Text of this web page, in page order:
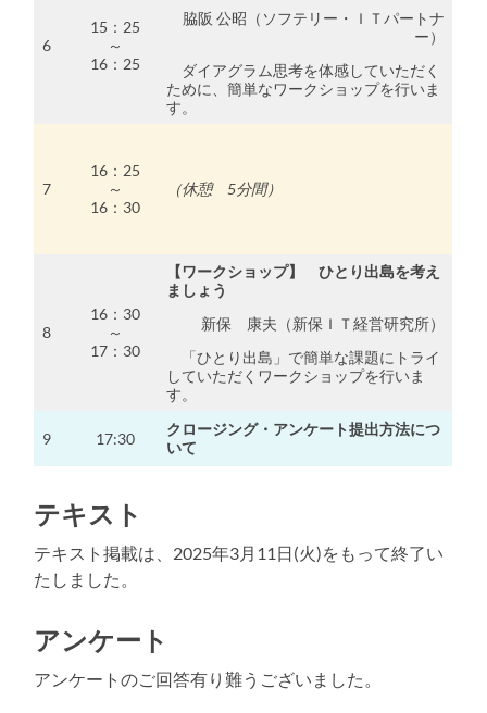
6
15：25
～
16：25
脇阪 公昭（ソフテリー・ＩＴパートナ
ー）
ダイアグラム思考を体感していただく
ために、簡単なワークショップを行いま
す。
7
16：25
～
16：30
（休憩 5分間）
8
16：30
～
17：30
【ワークショップ】 ひとり出島を考え
ましょう
新保 康夫（新保ＩＴ経営研究所）
「ひとり出島」で簡単な課題にトライ
していただくワークショップを行いま
す。
9 17:30
クロージング・アンケート提出方法につ
いて
テキスト
テキスト掲載は、2025年3月11日(火)をもって終了い
たしました。
アンケート
アンケートのご回答有り難うございました。